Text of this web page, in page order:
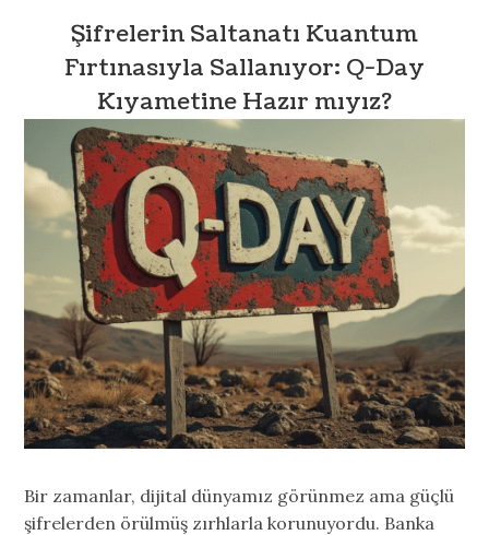
Şifrelerin Saltanatı Kuantum
Fırtınasıyla Sallanıyor: Q-Day
Kıyametine Hazır mıyız?
Bir zamanlar, dijital dünyamız görünmez ama güçlü
şifrelerden örülmüş zırhlarla korunuyordu. Banka